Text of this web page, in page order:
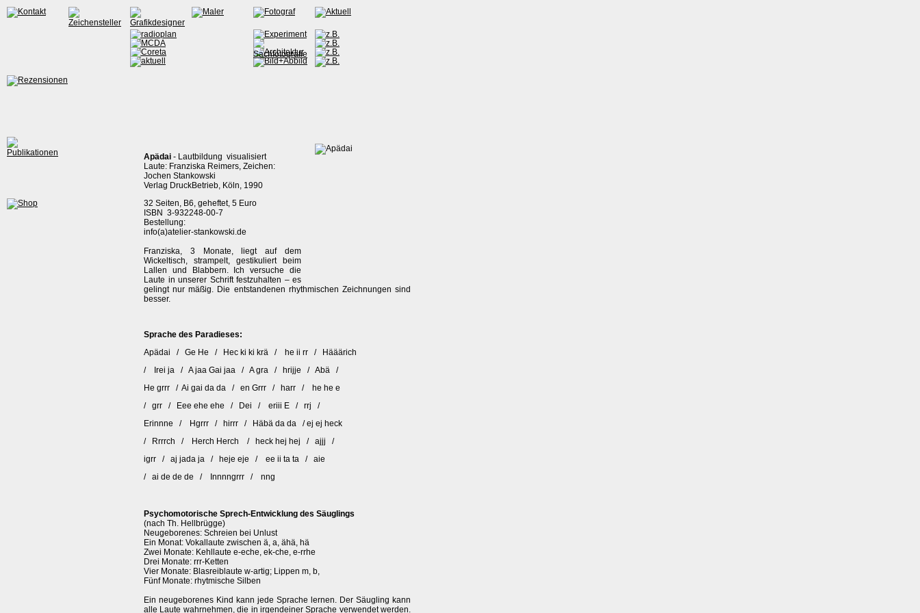
Apädai - Lautbildung visualisiert
Laute: Franziska Reimers, Zeichen:
Jochen Stankowski
Verlag DruckBetrieb, Köln, 1990
32 Seiten, B6, geheftet, 5 Euro
ISBN 3-932248-00-7
Bestellung:
info(a)atelier-stankowski.de
Franziska, 3 Monate, liegt auf dem
Wickeltisch, strampelt, gestikuliert beim
Lallen und Blabbern. Ich versuche die
Laute in unserer Schrift festzuhalten – es
gelingt nur mäßig. Die entstandenen rhythmischen Zeichnungen sind
besser.
Sprache des Paradieses:
Apädai / Ge He / Hec ki ki krä / he ii rr / Hääärich
/ Irei ja / A jaa Gai jaa / A gra / hrijje / Abä /
He grrr / Ai gai da da / en Grrr / harr / he he e
/ grr / Eee ehe ehe / Dei / eriii E / rrj /
Erinnne / Hgrrr / hirrr / Häbä da da / ej ej heck
/ Rrrrch / Herch Herch / heck hej hej / ajjj /
igrr / aj jada ja / heje eje / ee ii ta ta / aie
/ ai de de de / Innnngrrr / nng
Psychomotorische Sprech-Entwicklung des Säuglings
(nach Th. Hellbrügge)
Neugeborenes: Schreien bei Unlust
Ein Monat: Vokallaute zwischen ä, a, ähä, hä
Zwei Monate: Kehllaute e-eche, ek-che, e-rrhe
Drei Monate: rrr-Ketten
Vier Monate: Blasreiblaute w-artig; Lippen m, b,
Fünf Monate: rhytmische Silben
Ein neugeborenes Kind kann jede Sprache lernen. Der Säugling kann
alle Laute wahrnehmen, die in irgendeiner Sprache verwendet werden.